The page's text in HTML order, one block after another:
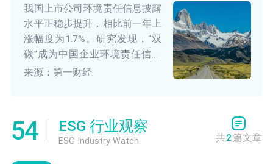
我国上市公司环境责任信息披露
水平正稳步提升，相比前一年上
涨幅度为1.7%。研究发现，“双
碳”成为中国企业环境责任信息
披露的又一重要突破点。
来源：第一财经
54 ESG 行业观察
ESG Industry Watch 共2篇文章